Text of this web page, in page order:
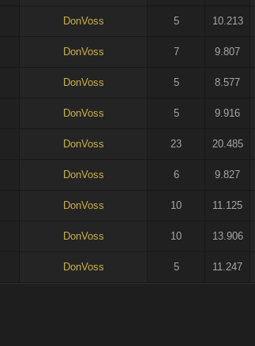
DonVoss 5 10.213
DonVoss 7 9.807
DonVoss 5 8.577
DonVoss 5 9.916
DonVoss 23 20.485
DonVoss 6 9.827
DonVoss 10 11.125
DonVoss 10 13.906
DonVoss 5 11.247